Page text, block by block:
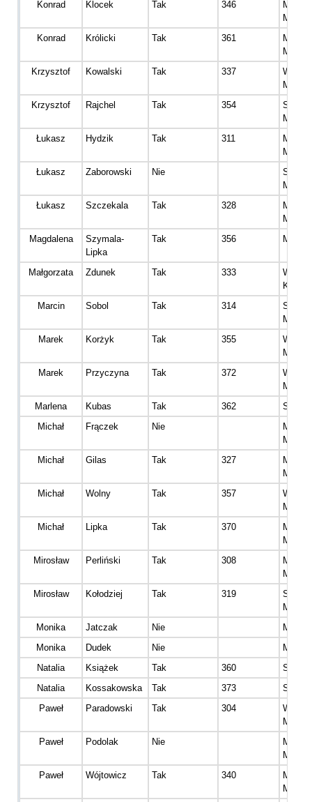
Konrad Klocek Tak 346
Master
Konrad
Królicki Tak 361
Master
Krzysztof
Kowalski Tak 337
Krzysztof
Rajchel Tak 354
Senior
Łukasz
Hydzik Tak 311
Master
Łukasz
Zaborowski Nie
Senior
Łukasz
Szczekala Tak 328
Master
Magdalena
Szymala-
Lipka
Tak 356
Małgorzata Zdunek Tak 333
Kobiet
Marcin
Sobol Tak 314
Senior
Marek
Korżyk Tak 355
Marek
Przyczyna Tak 372
Marlena
Kubas Tak 362
Senior
Michał
Frączek Nie
Master
Michał
Gilas Tak 327
Master
Michał
Wolny Tak 357
Michał
Lipka Tak 370
Master
Mirosław
Perliński Tak 308
Master
Mirosław
Kołodziej Tak 319
Senior
Monika
Jatczak Nie
Monika
Dudek Nie
Natalia
Książek Tak 360
Senior
Natalia
Kossakowska Tak 373
Senior
Paweł
Paradowski Tak 304
Paweł
Podolak Nie
Master
Paweł
Wójtowicz Tak 340
Master